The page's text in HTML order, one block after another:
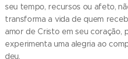
seu tempo, recursos ou afeto,
transforma a vida de quem
amor de Cristo em seu coração,
experimenta uma alegria ao
deu.